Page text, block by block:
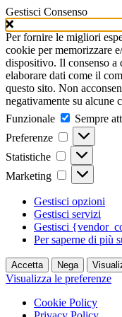
Gestisci Consenso
Per fornire le migliori
cookie per memorizzare
dispositivo. Il consenso a
elaborare dati come il
questo sito. Non
negativamente su alcune
Funzionale
Sempre
Preferenze
Preferenze
Statistiche Statistiche
Marketing Marketing
Gestisci opzioni
Gestisci servizi
Gestisci
Per saperne di più
Accetta Nega
Visualizza le preferenze
Cookie Policy